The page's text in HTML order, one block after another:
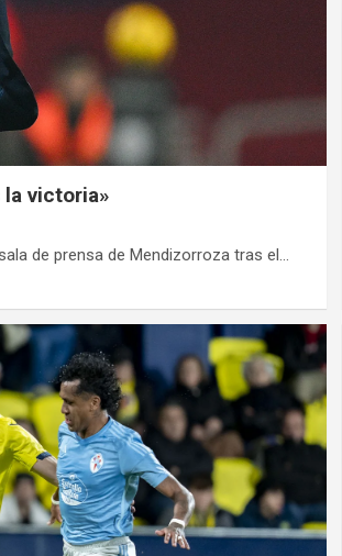
victoria»
de prensa de Mendizorroza tras el…